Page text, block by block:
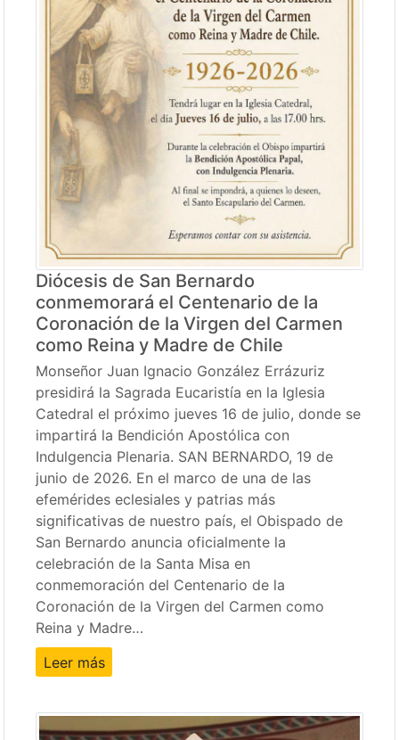
Diócesis de San Bernardo
conmemorará el Centenario de la
Coronación de la Virgen del Carmen
como Reina y Madre de Chile
Monseñor Juan Ignacio González Errázuriz
presidirá la Sagrada Eucaristía en la Iglesia
Catedral el próximo jueves 16 de julio, donde se
impartirá la Bendición Apostólica con
Indulgencia Plenaria. SAN BERNARDO, 19 de
junio de 2026. En el marco de una de las
efemérides eclesiales y patrias más
significativas de nuestro país, el Obispado de
San Bernardo anuncia oficialmente la
celebración de la Santa Misa en
conmemoración del Centenario de la
Coronación de la Virgen del Carmen como
Reina y Madre…
Leer más